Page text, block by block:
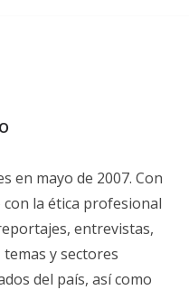
en mayo de 2007. Con
la ética profesional
entrevistas,
y sectores
del país, así como